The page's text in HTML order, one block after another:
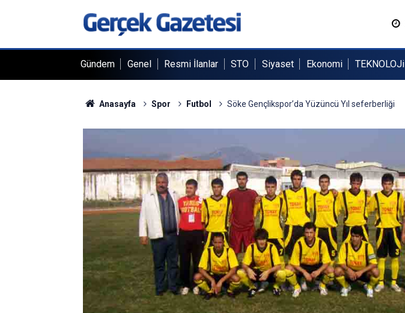
Gündem Genel Resmi İlanlar STO Siyaset Ekonomi TEKNOLOJi
Anasayfa Spor Futbol Söke Gençlikspor’da Yüzüncü Yıl seferberliği